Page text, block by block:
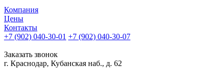
Компания
Цены
Контакты
+7 (902) 040-30-01 +7 (902) 040-30-07
Заказать звонок
г. Краснодар, Кубанская наб., д. 62